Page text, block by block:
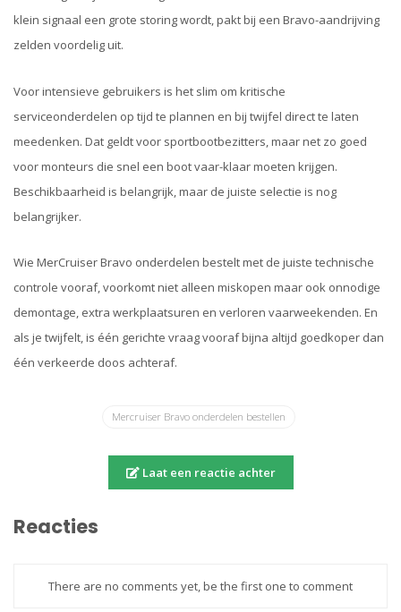
klein signaal een grote storing wordt, pakt bij een Bravo-aandrijving
zelden voordelig uit.
Voor intensieve gebruikers is het slim om kritische
serviceonderdelen op tijd te plannen en bij twijfel direct te laten
meedenken. Dat geldt voor sportbootbezitters, maar net zo goed
voor monteurs die snel een boot vaar-klaar moeten krijgen.
Beschikbaarheid is belangrijk, maar de juiste selectie is nog
belangrijker.
Wie MerCruiser Bravo onderdelen bestelt met de juiste technische
controle vooraf, voorkomt niet alleen miskopen maar ook onnodige
demontage, extra werkplaatsuren en verloren vaarweekenden. En
als je twijfelt, is één gerichte vraag vooraf bijna altijd goedkoper dan
één verkeerde doos achteraf.
Mercruiser Bravo onderdelen bestellen
Laat een reactie achter
Reacties
There are no comments yet, be the first one to comment